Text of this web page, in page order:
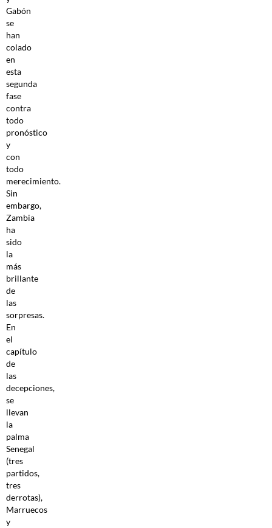
Gabón
se
han
colado
en
esta
segunda
fase
contra
todo
pronóstico
y
con
todo
merecimiento.
Sin
embargo,
Zambia
ha
sido
la
más
brillante
de
las
sorpresas.
En
el
capítulo
de
las
decepciones,
se
llevan
la
palma
Senegal
(tres
partidos,
tres
derrotas),
Marruecos
y